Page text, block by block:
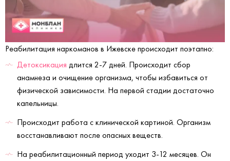
Реабилитация наркоманов в Ижевске происходит поэтапно:
Детоксикация длится 2-7 дней. Происходит сбор
анамнеза и очищение организма, чтобы избавиться от
физической зависимости. На первой стадии достаточно
капельницы.
Происходит работа с клинической картиной. Организм
восстанавливают после опасных веществ.
На реабилитационный период уходит 3-12 месяцев. Он